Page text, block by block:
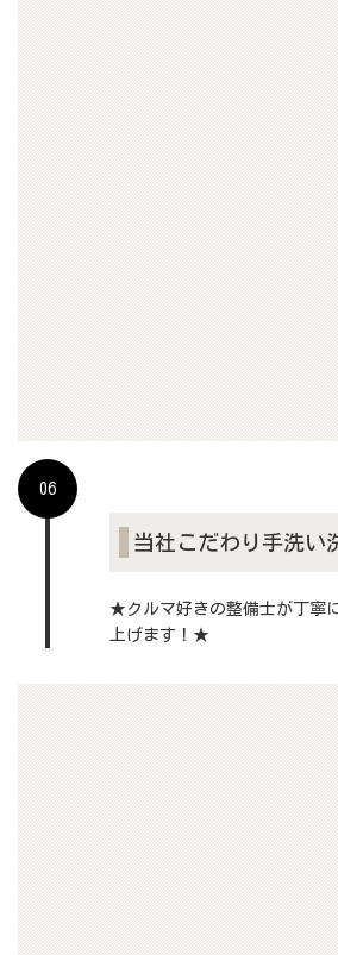
06
当社こだわり手洗い
★クルマ好きの整備士が丁寧
上げます！★